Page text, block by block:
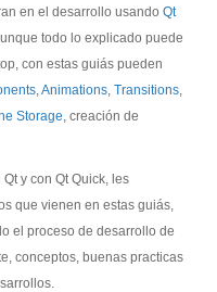
en el desarrollo usandoQt
todo lo explicado puede
con estas guiás pueden
,Animations,Transitions,
Storage, creación de
y con Qt Quick, les
que vienen en estas guiás,
el proceso de desarrollo de
conceptos, buenas practicas